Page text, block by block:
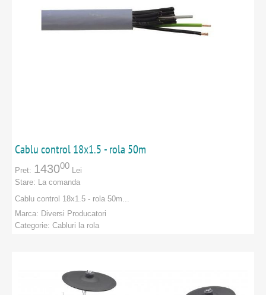
Cablu control 18x1.5 - rola 50m
Pret: 143000 Lei
Stare: La comanda
Cablu control 18x1.5 - rola 50m ...
Marca: Diversi Producatori
Categorie: Cabluri la rola